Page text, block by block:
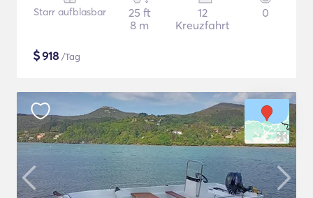
Starr aufblasbar
25 ft
8 m
12
Kreuzfahrt
0
$918 /Tag